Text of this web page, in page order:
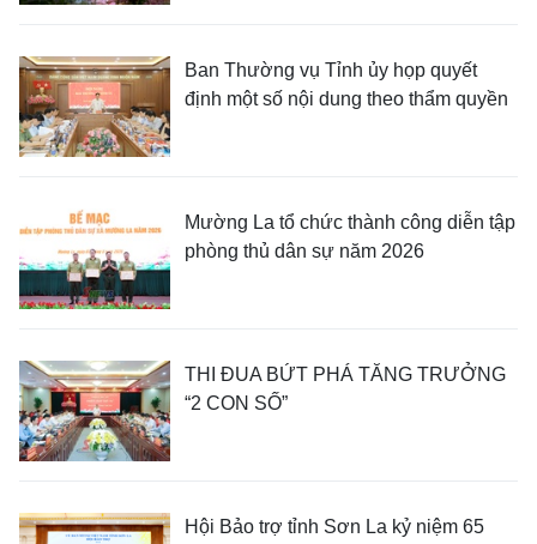
Ban Thường vụ Tỉnh ủy họp quyết
định một số nội dung theo thẩm quyền
Mường La tổ chức thành công diễn tập
phòng thủ dân sự năm 2026
THI ĐUA BỨT PHÁ TĂNG TRƯỞNG
“2 CON SỐ”
Hội Bảo trợ tỉnh Sơn La kỷ niệm 65